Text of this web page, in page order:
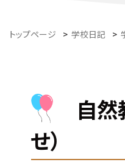
トップページ > 学校日記 >
自然
せ）